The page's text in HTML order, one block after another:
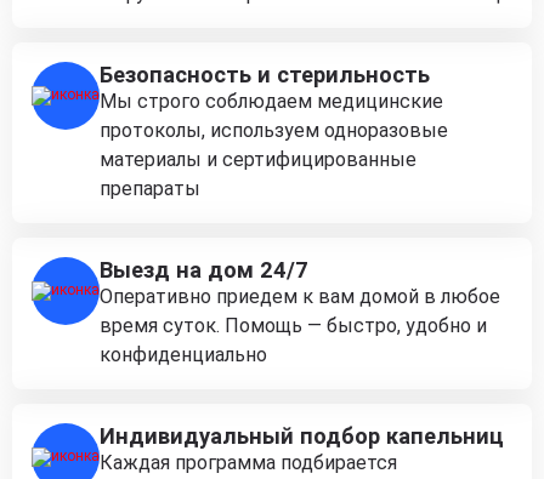
Безопасность и стерильность
Мы строго соблюдаем медицинские
протоколы, используем одноразовые
материалы и сертифицированные
препараты
Выезд на дом 24/7
Оперативно приедем к вам домой в любое
время суток. Помощь — быстро, удобно и
конфиденциально
Индивидуальный подбор капельниц
Каждая программа подбирается